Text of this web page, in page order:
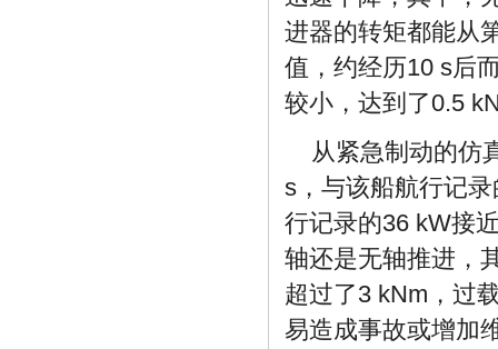
进器的转矩都能从
值，约经历10 s后
较小，达到了0.5
从紧急制动的仿
s，与该船航行记
行记录的36 kW接
轴还是无轴推进，
超过了3 kNm，过
易造成事故或增加